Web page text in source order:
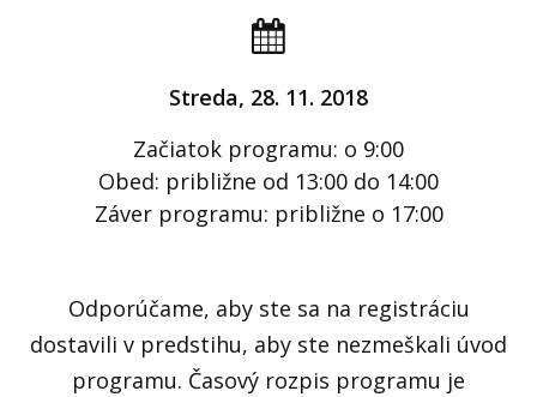
Streda, 28. 11. 2018
Začiatok programu: o 9:00
Obed: približne od 13:00 do 14:00
Záver programu: približne o 17:00
Odporúčame, aby ste sa na registráciu
dostavili v predstihu, aby ste nezmeškali úvod
programu. Časový rozpis programu je